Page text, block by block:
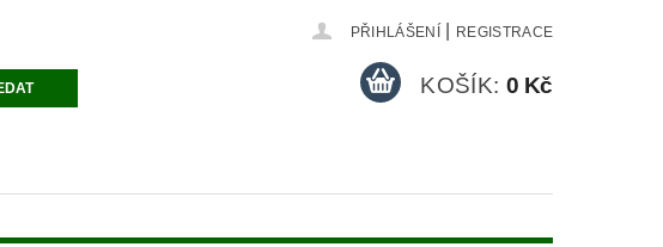
PŘIHLÁŠENÍ REGISTRACE
KOŠÍK: 0 Kč